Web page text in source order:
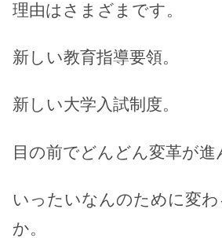
理由はさまざまです。
新しい教育指導要領。
新しい大学入試制度。
目の前でどんどん変革が進
いったいなんのために変わ
か。